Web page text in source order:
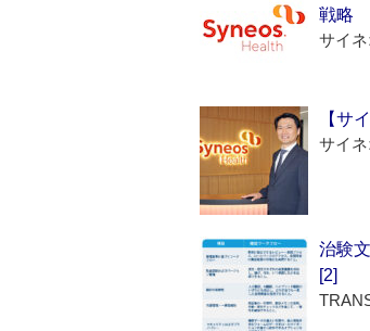
戦略
サイ
【サ
サイ
治験
[2]